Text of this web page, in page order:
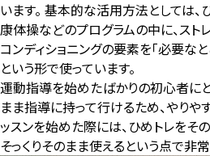
います。 基本的な活用方法としては、
康体操などのプログラムの中に、スト
コンディショニングの要素を「必要な
という形で使っています。
運動指導を始めたばかりの初心者にと
まま指導に持って行けるため、やりや
ッスンを始めた際には、ひめトレをそ
そっくりそのまま使えるという点で非